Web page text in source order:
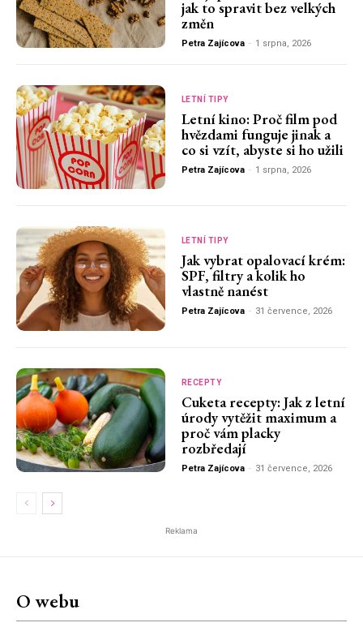
jak to spravit bez velkých
změn
Petra Zajícova - 1 srpna, 2026
LETNÍ TIPY
Letní kino: Proč film pod
hvězdami funguje jinak a
co si vzít, abyste si ho užili
Petra Zajícova - 1 srpna, 2026
LETNÍ TIPY
Jak vybrat opalovací krém:
SPF, filtry a kolik ho
vlastně nanést
Petra Zajícova - 31 července, 2026
RECEPTY
Cuketa recepty: Jak z letní
úrody vytěžit maximum a
proč vám placky
rozbředají
Petra Zajícova - 31 července, 2026
Reklama
O webu